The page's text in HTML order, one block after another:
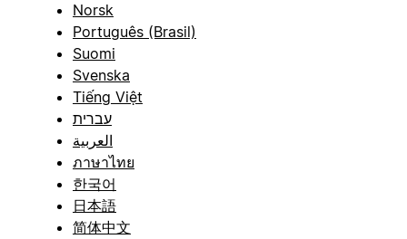
Norsk
Português (Brasil)
Suomi
Svenska
Tiếng Việt
עברית
العربية
ภาษาไทย
한국어
日本語
简体中文